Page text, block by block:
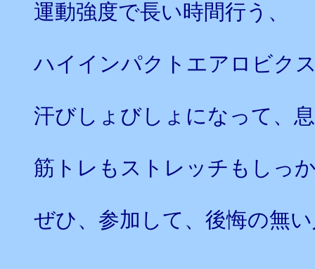
運動強度で長い時間行う、
ハイインパクトエアロビク
汗びしょびしょになって、
筋トレもストレッチもしっ
ぜひ、参加して、後悔の無